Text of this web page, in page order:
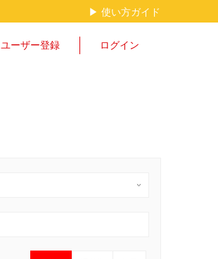
▶︎ 使い方ガイド
ユーザー登録 ログイン